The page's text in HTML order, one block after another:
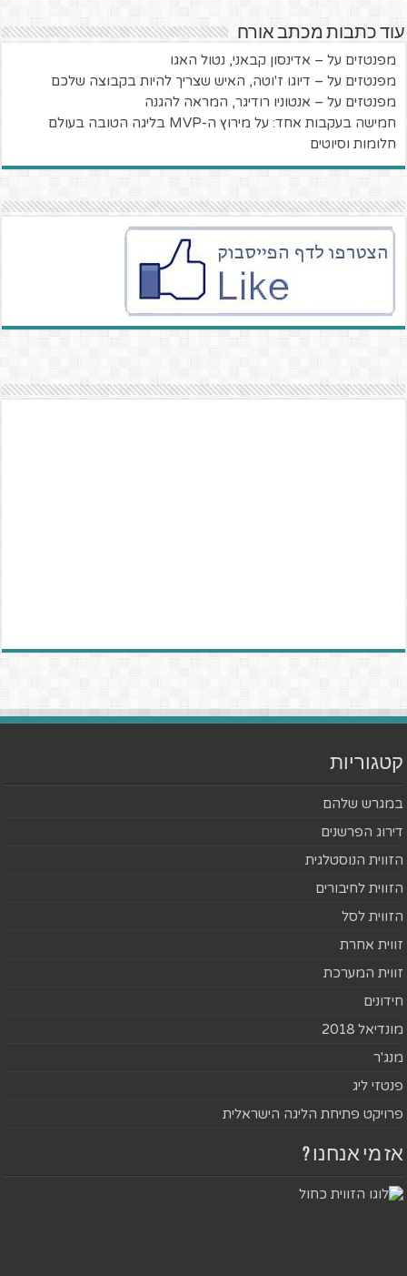
עוד כתבות מכתב אורח
מפנטזים על – אדינסון קבאני, נטול האגו
מפנטזים על – דיוגו ז'וטה, האיש שצריך להיות בקבוצה שלכם
מפנטזים על – אנטוניו רודיגר, המראה להגנה
חמישה בעקבות אחד: על מירוץ ה-MVP בליגה הטובה בעולם
חלומות וסיוטים
קטגוריות
במגרש שלהם
דירוג הפרשנים
הזווית הנוסטלגית
הזווית לחיבורים
הזווית לסל
זווית אחרת
זווית המערכת
חידונים
מונדיאל 2018
מנג'ר
פנטזי ליג
פרויקט פתיחת הליגה הישראלית
אז מי אנחנו ?